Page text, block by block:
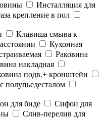
Инсталляция для
крепление в пол
Клавиша смыва к
Кухонная
Раковина
накладная
подв.+ кронштейн
полупьедесталом
для биде
Сифон для
Слив-перелив для